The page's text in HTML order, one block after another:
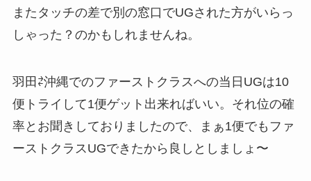
またタッチの差で別の窓口でUGされた方がいらっ
しゃった？のかもしれませんね。
羽田⇄沖縄でのファーストクラスへの当日UGは10
便トライして1便ゲット出来ればいい。それ位の確
率とお聞きしておりましたので、まぁ1便でもファ
ーストクラスUGできたから良しとしましょ〜